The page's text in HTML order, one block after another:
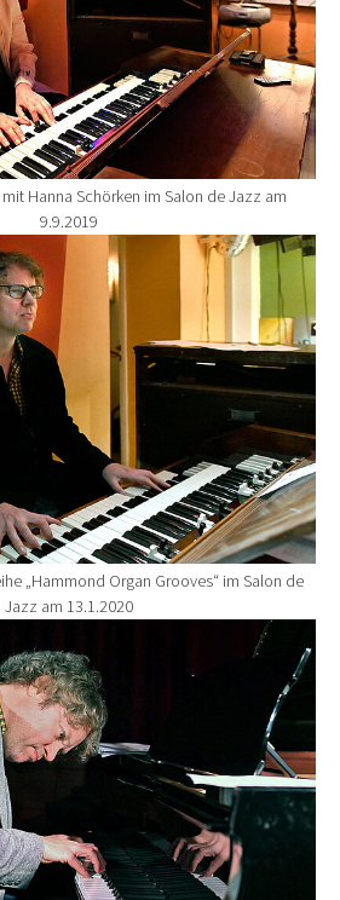
Hanna Schörken im Salon de Jazz am
9.9.2019
„Hammond Organ Grooves“ im Salon de
Jazz am 13.1.2020